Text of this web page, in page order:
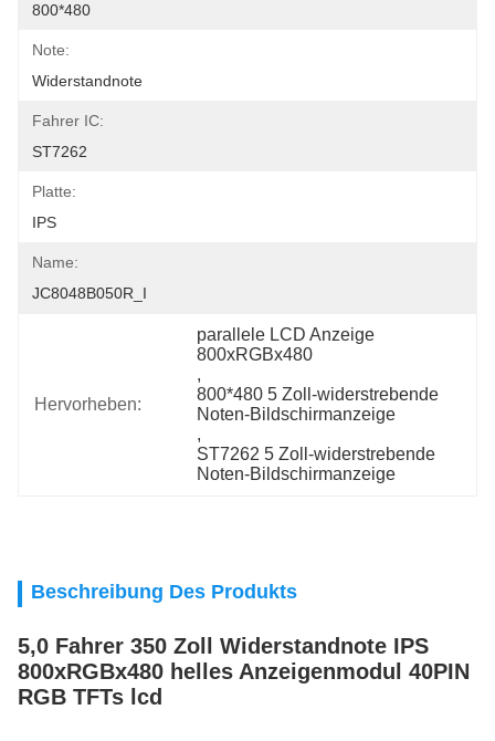
800*480
Note:
Widerstandnote
Fahrer IC:
ST7262
Platte:
IPS
Name:
JC8048B050R_I
Hervorheben:
parallele LCD Anzeige
800xRGBx480
,
800*480 5 Zoll-widerstrebende
Noten-Bildschirmanzeige
,
ST7262 5 Zoll-widerstrebende
Noten-Bildschirmanzeige
Beschreibung Des Produkts
5,0 Fahrer 350 Zoll Widerstandnote IPS
800xRGBx480 helles Anzeigenmodul 40PIN
RGB TFTs lcd